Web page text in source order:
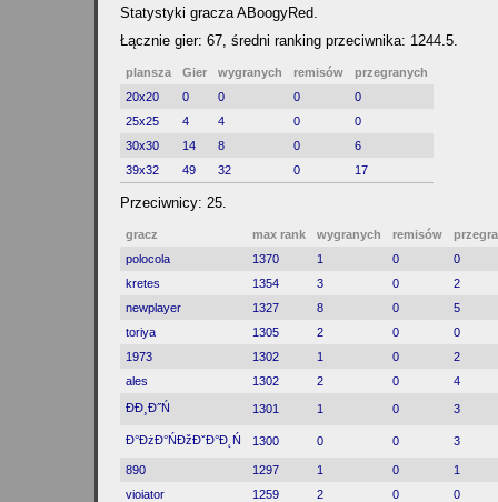
Statystyki gracza ABoogyRed.
Łącznie gier: 67, średni ranking przeciwnika: 1244.5.
plansza Gier wygranych remisów
przegranych
20x20
0 0 0
0
25x25
4 4 0
0
30x30
14 8 0
6
39x32
49 32 0 17
Przeciwnicy: 25.
gracz max rank wygranych remisów
polocola
1370 1 0
0
kretes
1354 3 0
2
newplayer
1327 8 0
5
toriya
1305 2 0
0
1973
1302 1 0
2
ales
1302 2 0
4
ĐĐ¸Đ˝Ń
1301 1 0 3
Đ°ĐżĐ°ŃĐžĐˇĐ°Đ˛Ń 1300 0 0 3
890 1297 1 0
1
vioiator
1259 2 0
0